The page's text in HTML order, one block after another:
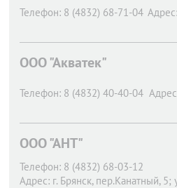
Телефон: 8 (4832) 68-71-04 Адрес:
ООО "Акватек"
Телефон: 8 (4832) 40-40-04
ООО "АНТ"
Телефон: 8 (4832) 68-03-12
Адрес: г. Брянск, пер.Канатный, 5;